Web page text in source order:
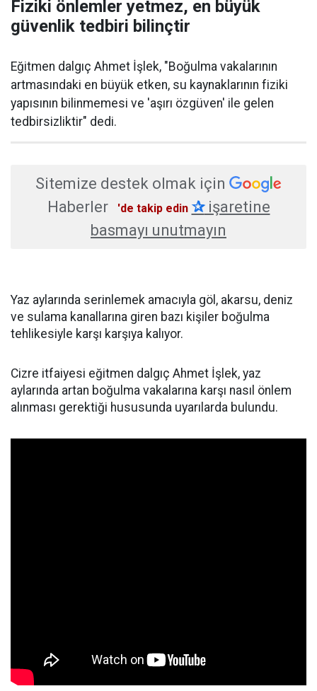
Fiziki önlemler yetmez, en büyük
güvenlik tedbiri bilinçtir
Eğitmen dalgıç Ahmet İşlek, "Boğulma vakalarının
artmasındaki en büyük etken, su kaynaklarının fiziki
yapısının bilinmemesi ve 'aşırı özgüven' ile gelen
tedbirsizliktir" dedi.
Sitemize destek olmak için
Haberler
'de takip edin ✰işaretine
basmayı unutmayın
Yaz aylarında serinlemek amacıyla göl, akarsu, deniz
ve sulama kanallarına giren bazı kişiler boğulma
tehlikesiyle karşı karşıya kalıyor.
Cizre itfaiyesi eğitmen dalgıç Ahmet İşlek, yaz
aylarında artan boğulma vakalarına karşı nasıl önlem
alınması gerektiği hususunda uyarılarda bulundu.